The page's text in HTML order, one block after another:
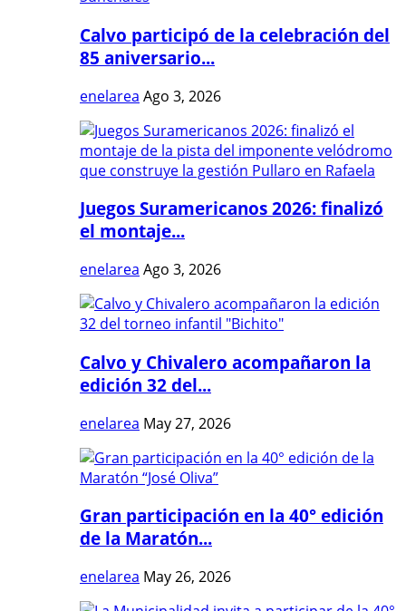
Calvo participó de la celebración del
85 aniversario...
enelarea Ago 3, 2026
Juegos Suramericanos 2026: finalizó
el montaje...
enelarea Ago 3, 2026
Calvo y Chivalero acompañaron la
edición 32 del...
enelarea May 27, 2026
Gran participación en la 40° edición
de la Maratón...
enelarea May 26, 2026